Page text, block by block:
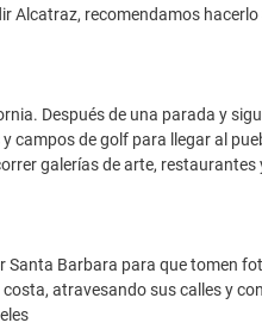
Alcatraz, recomendamos hacerlo
Después de una parada y
campos de golf para llegar al
galerías de arte, restaurantes
Santa Barbara para que tomen
atravesando sus calles y